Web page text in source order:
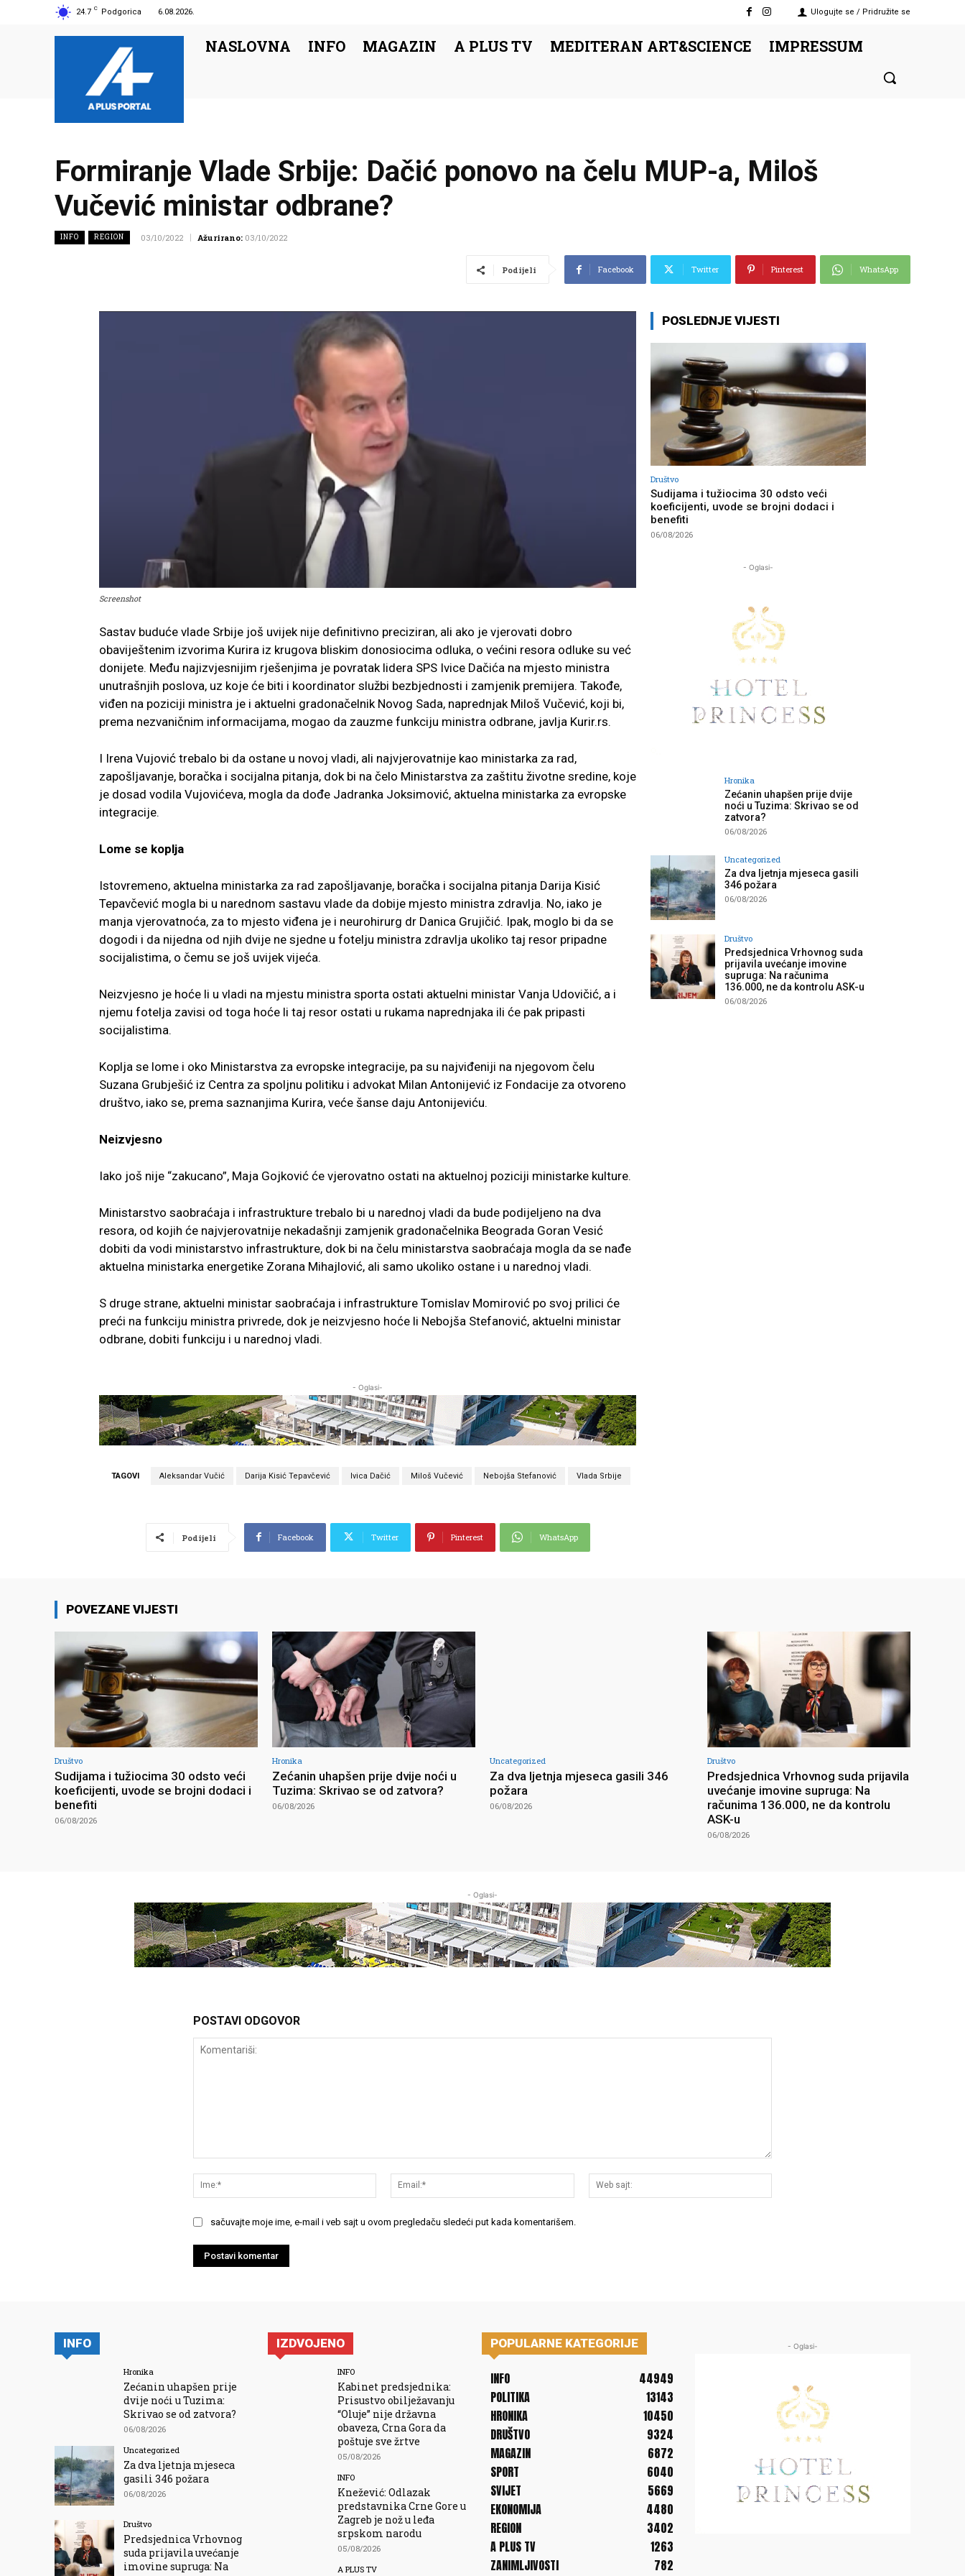
24.7 C Podgorica 6.08.2026. Ulogujte se / Pridružite se
NASLOVNA INFO MAGAZIN A PLUS TV MEDITERAN ART&SCIENCE IMPRESSUM
Formiranje Vlade Srbije: Dačić ponovo na čelu MUP-a, Miloš
Vučević ministar odbrane?
INFO REGION 03/10/2022 Ažurirano: 03/10/2022
Podijeli Facebook Twitter Pinterest WhatsApp
Screenshot
Sastav buduće vlade Srbije još uvijek nije definitivno preciziran, ali ako je vjerovati dobro
obaviještenim izvorima Kurira iz krugova bliskim donosiocima odluka, o većini resora odluke su već
donijete. Među najizvjesnijim rješenjima je povratak lidera SPS Ivice Dačića na mjesto ministra
unutrašnjih poslova, uz koje će biti i koordinator službi bezbjednosti i zamjenik premijera. Takođe,
viđen na poziciji ministra je i aktuelni gradonačelnik Novog Sada, naprednjak Miloš Vučević, koji bi,
prema nezvaničnim informacijama, mogao da zauzme funkciju ministra odbrane, javlja Kurir.rs.
I Irena Vujović trebalo bi da ostane u novoj vladi, ali najvjerovatnije kao ministarka za rad,
zapošljavanje, boračka i socijalna pitanja, dok bi na čelo Ministarstva za zaštitu životne sredine, koje
je dosad vodila Vujovićeva, mogla da dođe Jadranka Joksimović, aktuelna ministarka za evropske
integracije.
Lome se koplja
Istovremeno, aktuelna ministarka za rad zapošljavanje, boračka i socijalna pitanja Darija Kisić
Tepavčević mogla bi u narednom sastavu vlade da dobije mjesto ministra zdravlja. No, iako je
manja vjerovatnoća, za to mjesto viđena je i neurohirurg dr Danica Grujičić. Ipak, moglo bi da se
dogodi i da nijedna od njih dvije ne sjedne u fotelju ministra zdravlja ukoliko taj resor pripadne
socijalistima, o čemu se još uvijek vijeća.
Neizvjesno je hoće li u vladi na mjestu ministra sporta ostati aktuelni ministar Vanja Udovičić, a i
njemu fotelja zavisi od toga hoće li taj resor ostati u rukama naprednjaka ili će pak pripasti
socijalistima.
Koplja se lome i oko Ministarstva za evropske integracije, pa su najviđeniji na njegovom čelu
Suzana Grubješić iz Centra za spoljnu politiku i advokat Milan Antonijević iz Fondacije za otvoreno
društvo, iako se, prema saznanjima Kurira, veće šanse daju Antonijeviću.
Neizvjesno
Iako još nije “zakucano”, Maja Gojković će vjerovatno ostati na aktuelnoj poziciji ministarke kulture.
Ministarstvo saobraćaja i infrastrukture trebalo bi u narednoj vladi da bude podijeljeno na dva
resora, od kojih će najvjerovatnije nekadašnji zamjenik gradonačelnika Beograda Goran Vesić
dobiti da vodi ministarstvo infrastrukture, dok bi na čelu ministarstva saobraćaja mogla da se nađe
aktuelna ministarka energetike Zorana Mihajlović, ali samo ukoliko ostane i u narednoj vladi.
S druge strane, aktuelni ministar saobraćaja i infrastrukture Tomislav Momirović po svoj prilici će
preći na funkciju ministra privrede, dok je neizvjesno hoće li Nebojša Stefanović, aktuelni ministar
odbrane, dobiti funkciju i u narednoj vladi.
- Oglasi-
TAGOVI Aleksandar Vučić Darija Kisić Tepavčević Ivica Dačić Miloš Vučević Nebojša Stefanović Vlada Srbije
Podijeli Facebook Twitter Pinterest WhatsApp
POSLEDNJE VIJESTI
Društvo
Sudijama i tužiocima 30 odsto veći
koeficijenti, uvode se brojni dodaci i
benefiti
06/08/2026
- Oglasi-
Hronika
Zećanin uhapšen prije dvije
noći u Tuzima: Skrivao se od
zatvora?
06/08/2026
Uncategorized
Za dva ljetnja mjeseca gasili
346 požara
06/08/2026
Društvo
Predsjednica Vrhovnog suda
prijavila uvećanje imovine
supruga: Na računima
136.000, ne da kontrolu ASK-u
06/08/2026
POVEZANE VIJESTI
Društvo
Sudijama i tužiocima 30 odsto veći
koeficijenti, uvode se brojni dodaci i
benefiti
06/08/2026
Hronika
Zećanin uhapšen prije dvije noći u
Tuzima: Skrivao se od zatvora?
06/08/2026
Uncategorized
Za dva ljetnja mjeseca gasili 346
požara
06/08/2026
Društvo
Predsjednica Vrhovnog suda prijavila
uvećanje imovine supruga: Na
računima 136.000, ne da kontrolu
ASK-u
06/08/2026
- Oglasi-
POSTAVI ODGOVOR
Ime:*
Email:*
sajt:
sačuvajte moje ime, e-mail i veb sajt u ovom pregledaču sledeći put kada komentarišem.
INFO
Hronika
Zećanin uhapšen prije
dvije noći u Tuzima:
Skrivao se od zatvora?
06/08/2026
Uncategorized
Za dva ljetnja mjeseca
gasili 346 požara
06/08/2026
Društvo
Predsjednica Vrhovnog
suda prijavila uvećanje
imovine supruga: Na
IZDVOJENO
INFO
Kabinet predsjednika:
Prisustvo obilježavanju
“Oluje” nije državna
obaveza, Crna Gora da
poštuje sve žrtve
05/08/2026
INFO
Knežević: Odlazak
predstavnika Crne Gore u
Zagreb je nož u leđa
srpskom narodu
05/08/2026
A PLUS TV
POPULARNE KATEGORIJE
INFO
44949
POLITIKA
13143
HRONIKA
10450
DRUŠTVO
9324
MAGAZIN
6872
SPORT
6040
SVIJET
5669
EKONOMIJA
4480
REGION
3402
A PLUS TV
1263
ZANIMLJIVOSTI
782
- Oglasi-